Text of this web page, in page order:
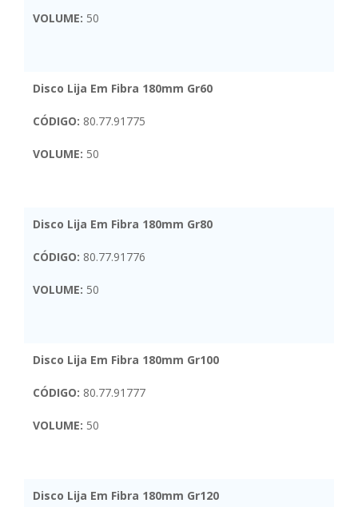
VOLUME: 50
Disco Lija Em Fibra 180mm Gr60
CÓDIGO: 80.77.91775
VOLUME: 50
Disco Lija Em Fibra 180mm Gr80
CÓDIGO: 80.77.91776
VOLUME: 50
Disco Lija Em Fibra 180mm Gr100
CÓDIGO: 80.77.91777
VOLUME: 50
Disco Lija Em Fibra 180mm Gr120